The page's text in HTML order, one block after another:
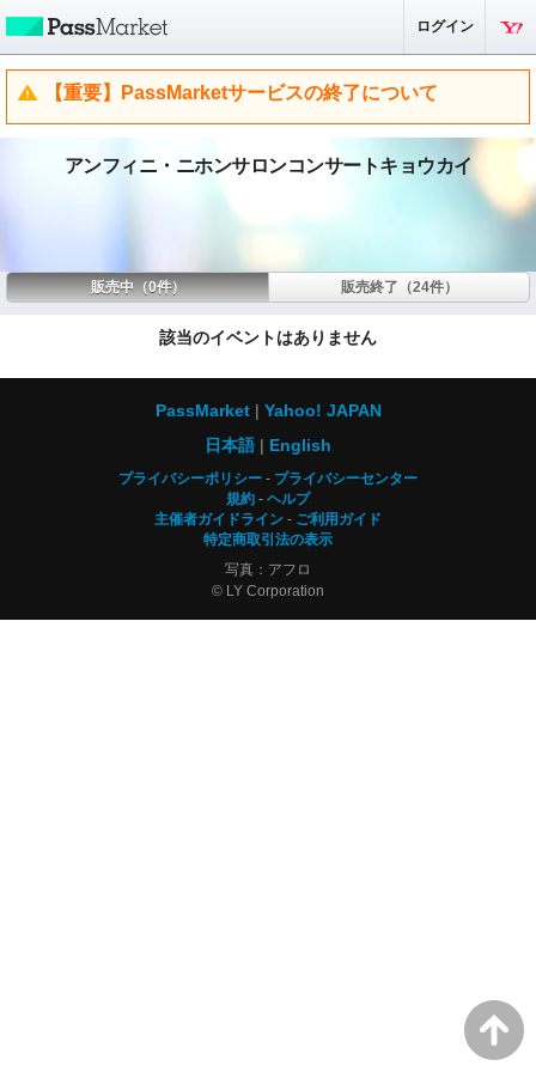
ログイン
【重要】PassMarketサービスの終了について
アンフィニ・ニホンサロンコンサートキョウカイ
販売中（0件） 販売終了（24件）
該当のイベントはありません
PassMarket
Yahoo! JAPAN
日本語
English
プライバシーポリシー
プライバシーセンター
規約
ヘルプ
主催者ガイドライン
ご利用ガイド
特定商取引法の表示
写真：アフロ
© LY Corporation